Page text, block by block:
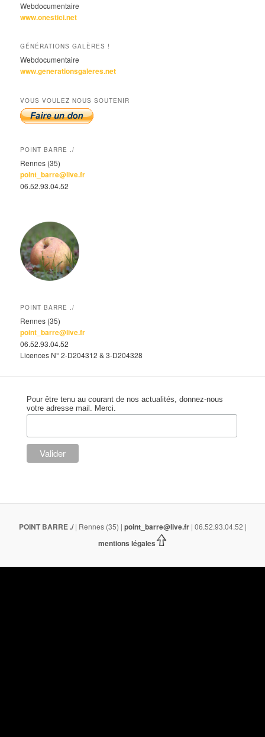
Webdocumentaire
www.onestici.net
GÉNÉRATIONS GALÈRES !
Webdocumentaire
www.generationsgaleres.net
VOUS VOULEZ NOUS SOUTENIR
POINT BARRE ./
Rennes (35)
point_barre@live.fr
06.52.93.04.52
POINT BARRE ./
Rennes (35)
point_barre@live.fr
06.52.93.04.52
Licences N° 2-D204312 & 3-D204328
Pour être tenu au courant de nos actualités, donnez-nous
votre adresse mail. Merci.
POINT BARRE./| Rennes (35) | point_barre@live.fr| 06.52.93.04.52 |
mentions légales